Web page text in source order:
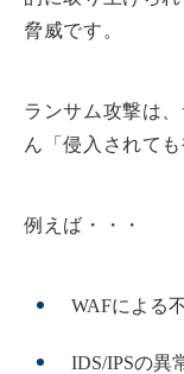
脅威です。
ランサム攻撃は
ん「侵入されて
例えば・・・
WAFによる
IDS/IPSの異